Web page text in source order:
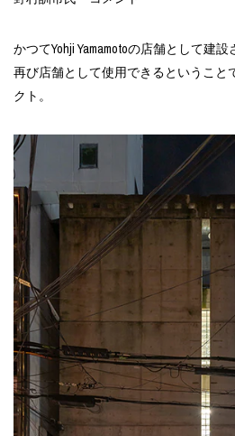
かつてYohji Yamamotoの店舗として建
再び店舗として使用できるということ
クト。